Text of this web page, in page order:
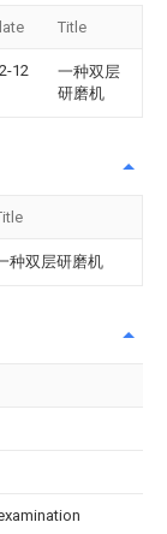
Title
12
一种双层
研磨机
种双层研磨机